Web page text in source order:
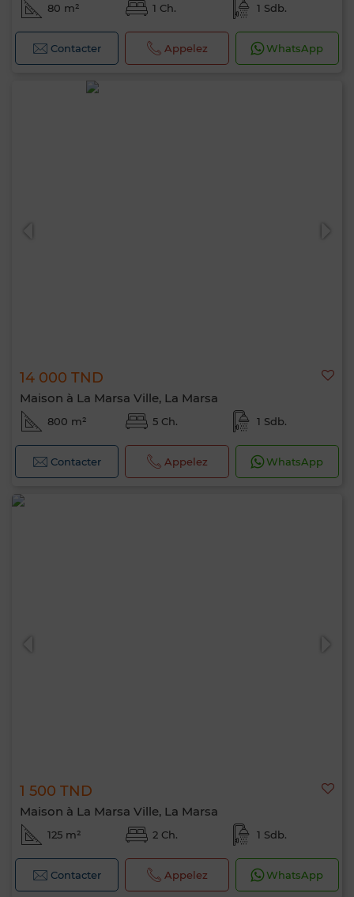
80 m² 1 Ch. 1 Sdb.
Contacter Appelez WhatsApp
14 000 TND
Maison à La Marsa Ville, La Marsa
800 m² 5 Ch. 1 Sdb.
Contacter Appelez WhatsApp
1 500 TND
Maison à La Marsa Ville, La Marsa
125 m² 2 Ch. 1 Sdb.
Contacter Appelez WhatsApp